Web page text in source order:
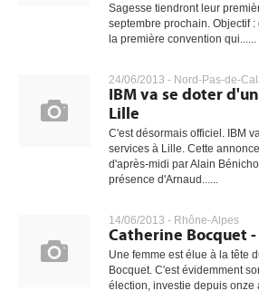
Sagesse tiendront leur
septembre prochain. Objectif
la première convention qui......
24/06/2013 - Nord-Pas-de-
IBM va se doter
Lille
C'est désormais officiel. IBM
services à Lille. Cette
d'après-midi par Alain
présence d'Arnaud......
14/06/2013 - Rhône-Alpes
Catherine Bocquet
Une femme est élue à la tête
Bocquet. C'est évidemment
élection, investie depuis onze